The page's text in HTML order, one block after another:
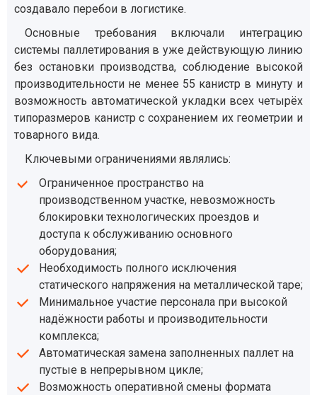
создавало перебои в логистике.
Основные требования включали интеграцию
системы паллетирования в уже действующую линию
без остановки производства, соблюдение высокой
производительности не менее 55 канистр в минуту и
возможность автоматической укладки всех четырёх
типоразмеров канистр с сохранением их геометрии и
товарного вида.
Ключевыми ограничениями являлись:
Ограниченное пространство на
производственном участке, невозможность
блокировки технологических проездов и
доступа к обслуживанию основного
оборудования;
Необходимость полного исключения
статического напряжения на металлической таре;
Минимальное участие персонала при высокой
надёжности работы и производительности
комплекса;
Автоматическая замена заполненных паллет на
пустые в непрерывном цикле;
Возможность оперативной смены формата